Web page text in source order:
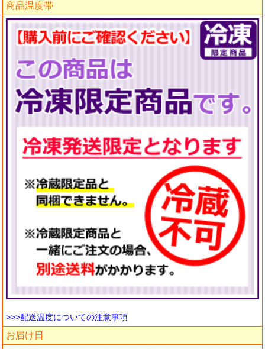
商品温度帯
>>>配送温度についての注意事項
お届け日